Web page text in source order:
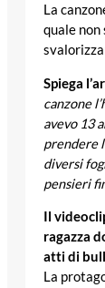
La
quale
Spiega
canzone
avevo 13
prendere
diversi
pensieri
Il
ragazza
atti di
La